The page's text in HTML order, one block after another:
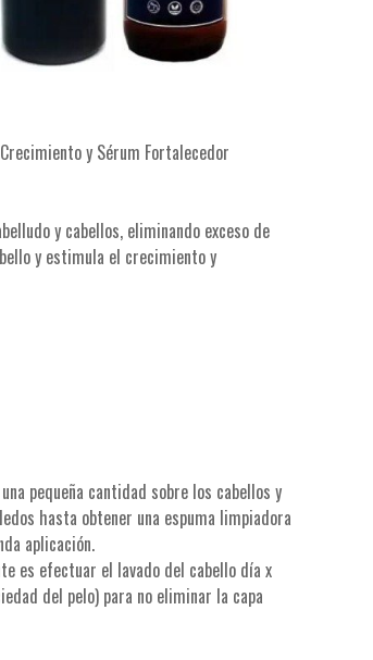
y Sérum Fortalecedor
y cabellos, eliminando exceso de
y estimula el crecimiento y
pequeña cantidad sobre los cabellos y
hasta obtener una espuma limpiadora
aplicación.
es efectuar el lavado del cabello día x
del pelo) para no eliminar la capa